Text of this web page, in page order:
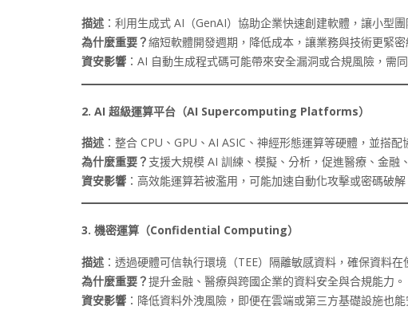
描述 ：利用生成式 AI（GenAI）協助企業快速創建軟體，讓小型
為什麼重要？縮短軟體開發週期，降低成本，讓業務與技術更緊密
資安影響 ：AI 自動生成程式碼可能帶來安全漏洞或合規風險，需
2. AI 超級運算平台（AI Supercomputing Platforms）
描述 ：整合 CPU、GPU、AI ASIC、神經形態運算等硬體，並搭配
為什麼重要？ 支援大規模 AI 訓練、模擬、分析，促進醫療、金融
資安影響 ：高效能運算若被濫用，可能加速自動化攻擊或密碼破
3. 機密運算（Confidential Computing）
描述 ：透過硬體可信執行環境（TEE）隔離敏感資料，確保資料在
為什麼重要？提升金融、醫療與跨國企業的資料安全與合規能力。
資安影響 ：降低資料外洩風險，即便在雲端或第三方基礎設施也能